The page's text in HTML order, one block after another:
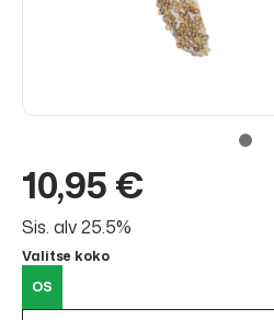
10,95 €
Sis. alv 25.5%
Valitse koko
OS